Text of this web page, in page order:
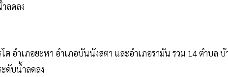
ลดลง
ต อำเภอยะหา อำเภอบันนังสตา และอำเภอรามัน รวม 14 ตำบล
ดับน้ำลดลง